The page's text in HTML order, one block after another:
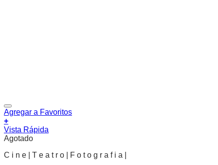
Agregar a Favoritos
+
Vista Rápida
Agotado
C i n e | T e a t r o | F o t o g r a f i a |